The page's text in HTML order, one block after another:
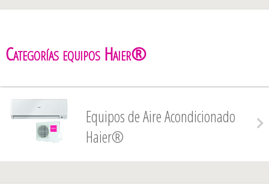
Categorías equipos Haier®
Equipos de Aire Acondicionado
Haier®